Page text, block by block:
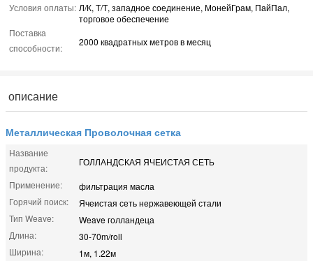
Условия оплаты: Л/К, Т/Т, западное соединение, МонейГрам, ПайПал,
торговое обеспечение
Поставка
способности:
2000 квадратных метров в месяц
описание
Металлическая Проволочная сетка
Название
продукта:
ГОЛЛАНДСКАЯ ЯЧЕИСТАЯ СЕТЬ
Применение:
фильтрация масла
Горячий поиск:
Ячеистая сеть нержавеющей стали
Тип Weave:
Weave голландеца
Длина:
30-70m/roll
Ширина:
1м, 1.22м